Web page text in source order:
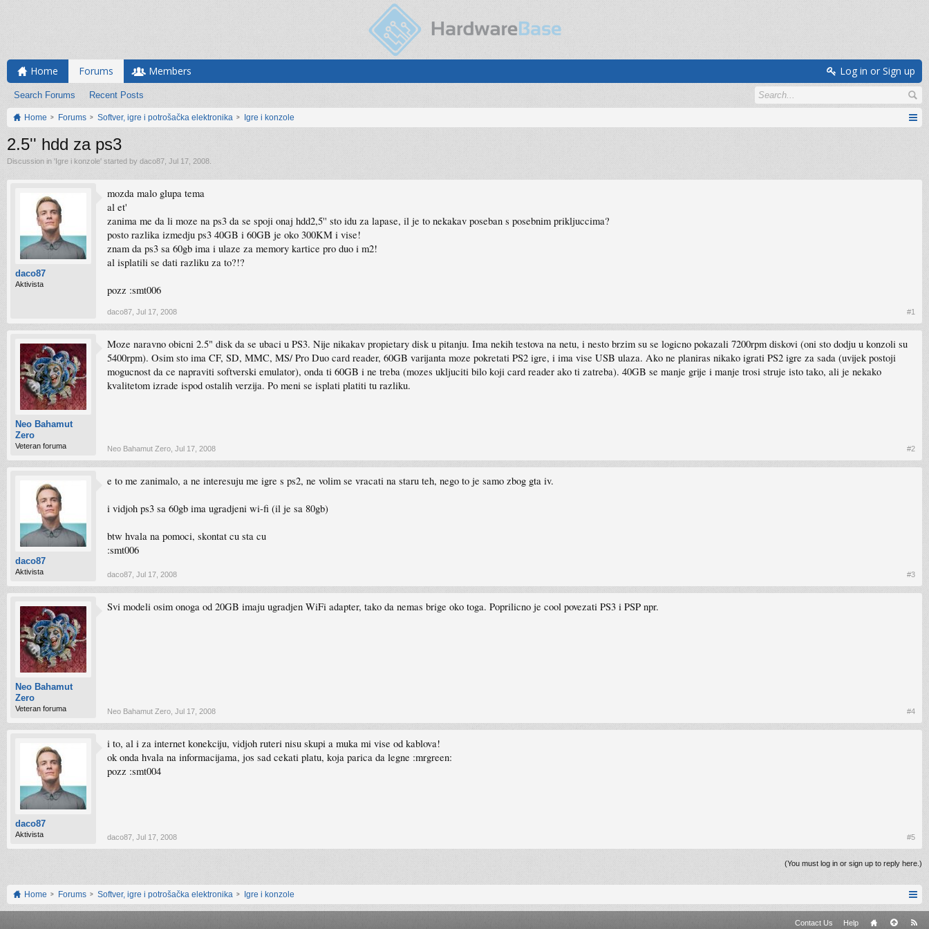
Home Forums
Search Forums Recent Posts
Members Log in or Sign up
Home Forums Softver, igre i potrošačka elektronika Igre i konzole
2.5'' hdd za ps3
Discussion in 'Igre i konzole' started by daco87 Jul 17, 2008
daco87
Aktivista
mozda malo glupa tema
al et'
zanima me da li moze na ps3 da se spoji onaj hdd2,5'' sto idu za lapase, il je to nekakav poseban s posebnim prikljuccima?
posto razlika izmedju ps3 40GB i 60GB je oko 300KM i vise!
znam da ps3 sa 60gb ima i ulaze za memory kartice pro duo i m2!
al isplatili se dati razliku za to?!?
pozz :smt006
daco87 Jul 17, 2008 #1
Neo Bahamut
Zero
Veteran foruma
Moze naravno obicni 2.5" disk da se ubaci u PS3. Nije nikakav propietary disk u pitanju. Ima nekih testova na netu, i nesto brzim su se logicno pokazali 7200rpm diskovi (oni sto dodju u konzoli su
5400rpm). Osim sto ima CF, SD, MMC, MS/ Pro Duo card reader, 60GB varijanta moze pokretati PS2 igre, i ima vise USB ulaza. Ako ne planiras nikako igrati PS2 igre za sada (uvijek postoji
mogucnost da ce napraviti softverski emulator), onda ti 60GB i ne treba (mozes ukljuciti bilo koji card reader ako ti zatreba). 40GB se manje grije i manje trosi struje isto tako, ali je nekako
kvalitetom izrade ispod ostalih verzija. Po meni se isplati platiti tu razliku.
Neo Bahamut Zero Jul 17, 2008 #2
daco87
Aktivista
e to me zanimalo, a ne interesuju me igre s ps2, ne volim se vracati na staru teh, nego to je samo zbog gta iv.
i vidjoh ps3 sa 60gb ima ugradjeni wi-fi (il je sa 80gb)
btw hvala na pomoci, skontat cu sta cu
:smt006
daco87 Jul 17, 2008 #3
Neo Bahamut
Zero
Veteran foruma
Svi modeli osim onoga od 20GB imaju ugradjen WiFi adapter, tako da nemas brige oko toga. Poprilicno je cool povezati PS3 i PSP npr.
Neo Bahamut Zero Jul 17, 2008 #4
daco87
Aktivista
i to, al i za internet konekciju, vidjoh ruteri nisu skupi a muka mi vise od kablova!
ok onda hvala na informacijama, jos sad cekati platu, koja parica da legne :mrgreen:
pozz :smt004
daco87 Jul 17, 2008 #5
(You must log in or sign up to reply here.)
Home Forums Softver, igre i potrošačka elektronika Igre i konzole
Contact Us Help